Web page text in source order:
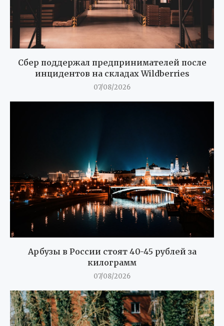
Сбер поддержал предпринимателей после
инцидентов на складах Wildberries
07/08/2026
Арбузы в России стоят 40-45 рублей за
килограмм
07/08/2026